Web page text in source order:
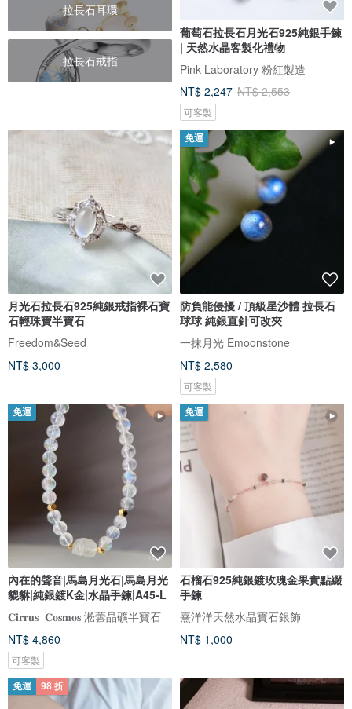
拉長石耳環
拉長石戒指
葡萄石拉長石月光石925純銀手鍊
| 天然水晶客製化禮物
Pink Laboratory 粉紅製造
NT$ 2,247 NT$ 2,553
可客製
月光石拉長石925純銀戒指裸石寶
石輕珠寶半寶石
Freedom&Seed
NT$ 3,000
免運
防負能侵擾 / 頂級星沙體 拉長石
球球 純銀直針可改夾
一抹月光 Emoonstone
NT$ 2,580
可客製
免運
內在的聲音|馬島月光石|馬島月光
貔貅|純銀鍍K金|水晶手鍊|A45-L
𝐂𝐢𝐫𝐫𝐮𝐬_𝐂𝐨𝐬𝐦𝐨𝐬 淞蕓晶礦半寶石
NT$ 4,860
可客製
免運
石榴石925純銀鍍玫瑰金果實點綴
手鍊
熹洋洋天然水晶寶石銀飾
NT$ 1,000
免運 98 折